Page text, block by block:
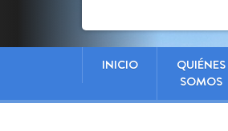
INICIO
QUIÉNES
SOMOS